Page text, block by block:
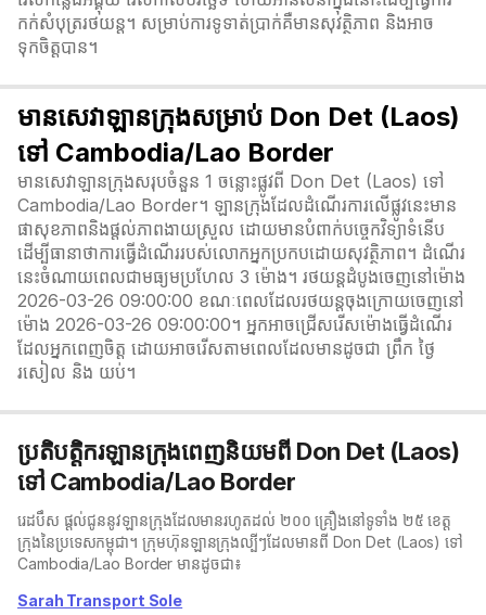
កក់សំបុត្ររថយន្ត។ សម្រាប់ការទូទាត់ប្រាក់គឺមានសុវត្ថិភាព និងអាច
ទុកចិត្តបាន។
មានសេវាឡានក្រុងសម្រាប់ Don Det (Laos)
ទៅ Cambodia/Lao Border
មានសេវាឡានក្រុងសរុបចំនួន 1 ចន្លោះផ្លូវពី Don Det (Laos) ទៅ
Cambodia/Lao Border។ ឡានក្រុងដែលដំណើរការលើផ្លូវនេះមាន
ផាសុខភាពនិងផ្តល់ភាពងាយស្រួល ដោយមានបំពាក់បច្ចេកវិទ្យាទំនើប
ដើម្បីធានាថាការធ្វើដំណើររបស់លោកអ្នកប្រកបដោយសុវត្ថិភាព។ ដំណើរ
នេះចំណាយពេលជាមធ្យមប្រហែល 3 ម៉ោង។ រថយន្តដំបូងចេញនៅម៉ោង
2026-03-26 09:00:00 ខណៈពេលដែលរថយន្តចុងក្រោយចេញនៅ
ម៉ោង 2026-03-26 09:00:00។ អ្នកអាចជ្រើសរើសម៉ោងធ្វើដំណើរ
ដែលអ្នកពេញចិត្ត ដោយអាចរើសតាមពេលដែលមានដូចជា ព្រឹក ថ្ងៃ
រសៀល និង យប់។
ប្រតិបត្តិករឡានក្រុងពេញនិយមពី Don Det (Laos)
ទៅ Cambodia/Lao Border
រេដបឹស ផ្តល់ជូននូវឡានក្រុងដែលមានរហូតដល់ ២០០ គ្រឿងនៅទូទាំង ២៥ ខេត្ត
ក្រុងនៃប្រទេសកម្ពុជា។ ក្រុមហ៊ុនឡានក្រុងល្បីៗដែលមានពី Don Det (Laos) ទៅ
Cambodia/Lao Border មានដូចជា៖
Sarah Transport Sole